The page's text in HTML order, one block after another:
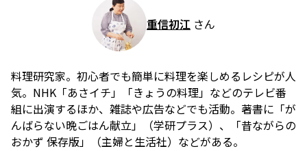
重信初江 さん
料理研究家。初心者でも簡単に料理を楽しめるレシピが人
気。NHK「あさイチ」「きょうの料理」などのテレビ番
組に出演するほか、雑誌や広告などでも活動。著書に「が
んばらない晩ごはん献立」（学研プラス）、「昔ながらの
おかず 保存版」（主婦と生活社）などがある。